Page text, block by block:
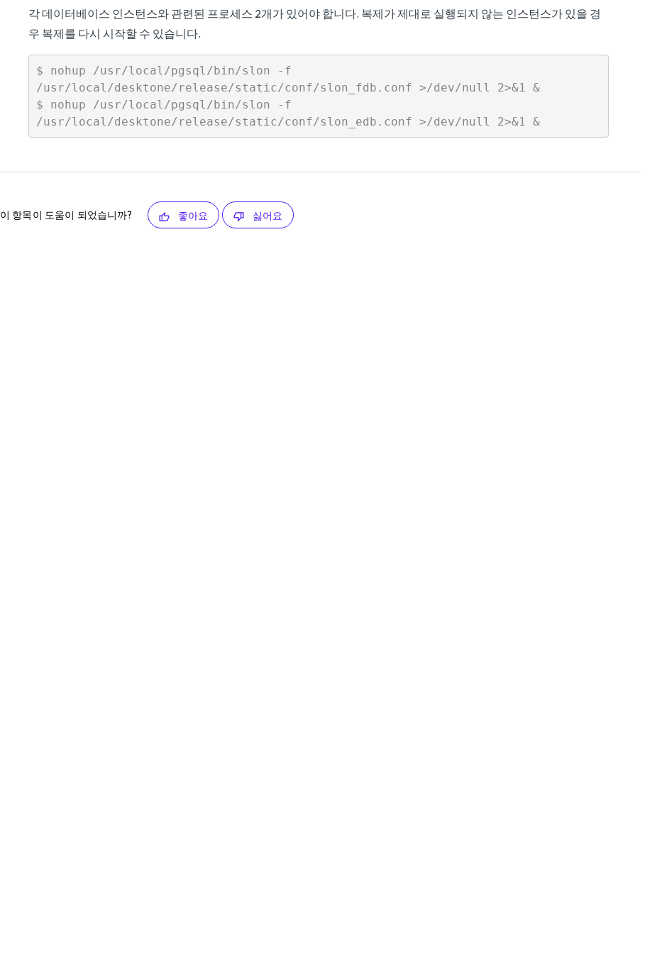
각 데이터베이스 인스턴스와 관련된 프로세스 2개가 있어야 합니다. 복제가 제대로 실행되지 않는 인스턴스가 있을 경
우 복제를 다시 시작할 수 있습니다.
$ nohup /usr/local/pgsql/bin/slon -f
/usr/local/desktone/release/static/conf/slon_fdb.conf >/dev/null 2>&1 &
$ nohup /usr/local/pgsql/bin/slon -f
/usr/local/desktone/release/static/conf/slon_edb.conf >/dev/null 2>&1 &
이 항목이 도움이 되었습니까? 좋아요 싫어요